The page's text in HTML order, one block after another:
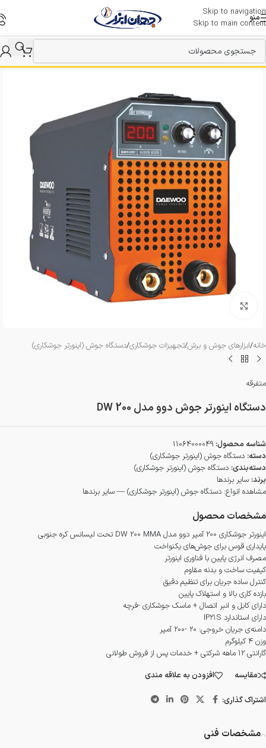
Skip to navigation
Skip to main content
منو
خانه/ابزارهای جوش و برش/تجهیزات جوشکاری/دستگاه جوش (اینورتر جوشکاری)
متفرقه
دستگاه اینورتر جوش دوو مدل DW 200
شناسه محصول: 11064000049
دسته: دستگاه جوش (اینورتر جوشکاری)
دسته‌بندی: دستگاه جوش (اینورتر جوشکاری)
برند: سایر برندها
مشاهده انواع: دستگاه جوش (اینورتر جوشکاری) — سایر برندها
مشخصات محصول
اینورتر جوشکاری 200 آمپر دوو مدل DW 200 MMA تحت لیسانس کره جنوبی
پایداری قوس برای جوش‌های یکنواخت
مصرف انرژی پایین با فناوری اینورتر
کیفیت ساخت و بدنه مقاوم
کنترل ساده جریان برای تنظیم دقیق
بازده کاری بالا و استهلاک پایین
دارای کابل و انبر اتصال + ماسک جوشکاری -فرچه
دارای استاندارد IP۲۱S
دامنه‌ی جریان خروجی: ۲۰ -۲۰۰ آمپر
وزن ۴ کیلوگرم
گارانتی 12 ماهه شرکتی + خدمات پس از فروش طولانی
مقایسه
افزودن به علاقه مندی
اشتراک گذاری:
مشخصات فنی